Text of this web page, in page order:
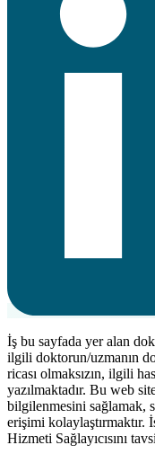
İş bu sayfada yer alan
ilgili doktorun/uzmanın
ricası olmaksızın, ilgili
yazılmaktadır. Bu web
bilgilenmesini sağlamak,
erişimi kolaylaştırmaktır.
Hizmeti Sağlayıcısını